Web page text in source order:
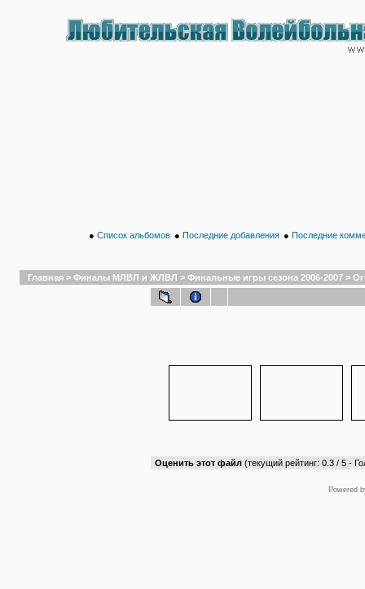
● Список альбомов ● Последние добавления ● Последние
Главная > Финалы МЛВЛ и ЖЛВЛ > Финальные игры сезона 2006-2007 >
Оценить этот файл (текущий рейтинг: 0.3 / 5 -
Powered